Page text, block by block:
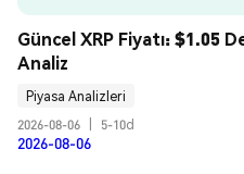
Güncel XRP Fiyatı: $1.05
Analiz
Piyasa Analizleri
2026-08-06
5-10d
2026-08-06